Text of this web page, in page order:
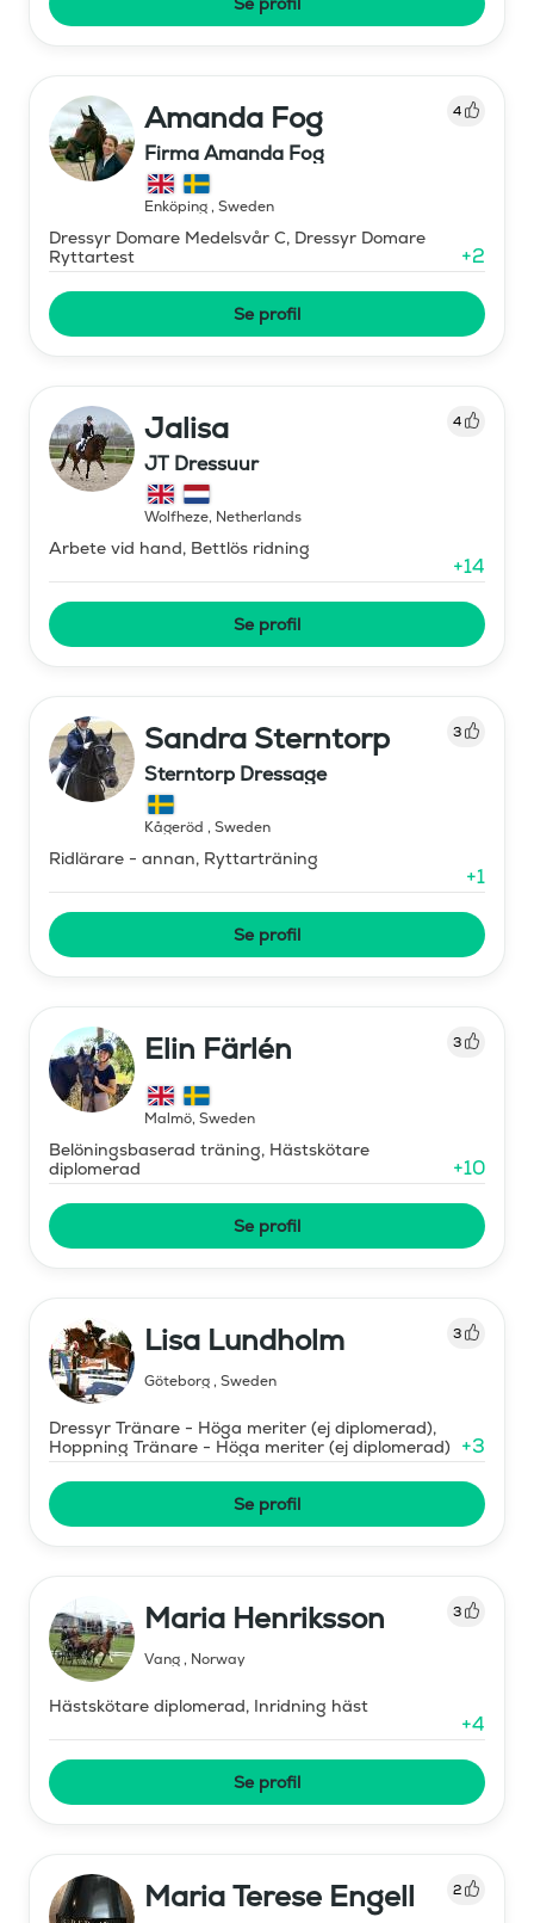
Amanda Fog 4
Firma Amanda Fog
Enköping, Sweden
Dressyr Domare Medelsvår C, Dressyr Domare
Ryttartest
+2
Se profil
Jalisa 4
JT Dressuur
Wolfheze, Netherlands
Arbete vid hand, Bettlös ridning
+14
Se profil
Sandra Sterntorp 3
Sterntorp Dressage
Kågeröd , Sweden
Ridlärare - annan, Ryttarträning
+1
Se profil
Elin Färlén 3
Malmö, Sweden
Belöningsbaserad träning, Hästskötare
diplomerad
+10
Se profil
Lisa Lundholm 3
Göteborg, Sweden
Dressyr Tränare - Höga meriter (ej diplomerad),
Hoppning Tränare - Höga meriter (ej diplomerad) +3
Se profil
Maria Henriksson 3
Vang, Norway
Hästskötare diplomerad, Inridning häst
+4
Se profil
Maria Terese Engell 2